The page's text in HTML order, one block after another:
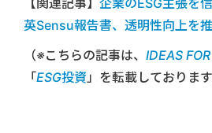
【関連記事】 企業のESG主張を
英Sensu報告書、透明性向上を
（※こちらの記事は、 IDEAS
「ESG投資」を転載しております